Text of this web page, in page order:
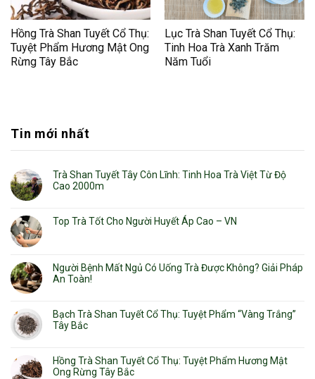
Tin mới nhất
Trà Shan Tuyết Tây Côn Lĩnh: Tinh Hoa Trà Việt Từ Độ
Cao 2000m
Top Trà Tốt Cho Người Huyết Áp Cao – VN
Người Bệnh Mất Ngủ Có Uống Trà Được Không? Giải Pháp
An Toàn!
Bạch Trà Shan Tuyết Cổ Thụ: Tuyệt Phẩm “Vàng Trắng”
Tây Bắc
Hồng Trà Shan Tuyết Cổ Thụ: Tuyệt Phẩm Hương Mật
Ong Rừng Tây Bắc
Hồng Trà Shan Tuyết Cổ Thụ:
Tuyệt Phẩm Hương Mật Ong
Rừng Tây Bắc
Lục Trà Shan Tuyết Cổ Thụ:
Tinh Hoa Trà Xanh Trăm
Năm Tuổi